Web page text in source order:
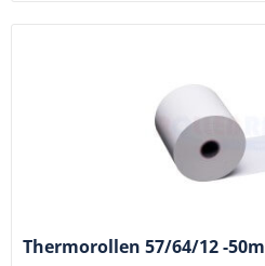
Thermorollen 57/64/12 -50m